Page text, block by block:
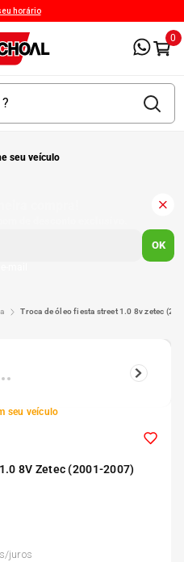
horário
0
seu veículo
OK
troca de óleo fiesta street 1.0 8v zetec
seu veículo
8V Zetec (2001-2007)
juros